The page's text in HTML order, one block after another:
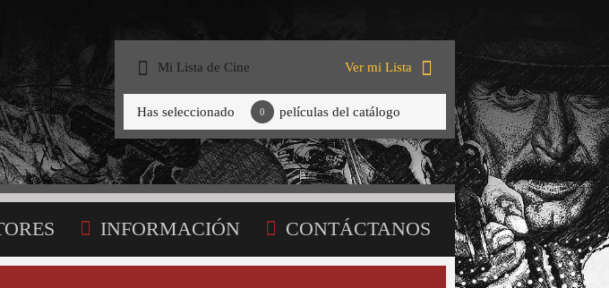
Mi Lista de Cine Ver mi Lista
Has seleccionado 0 películas del catálogo
INFORMACIÓN CONTÁCTANOS